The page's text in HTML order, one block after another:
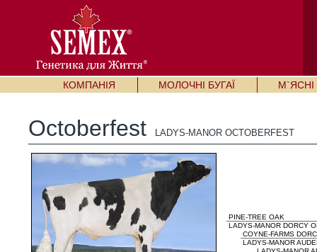
КОМПАНІЯ МОЛОЧНІ БУГАЇ М`ЯСНІ
Octoberfest LADYS-MANOR OCTOBERFEST
PINE-TREE OAK
LADYS-MANOR DORCY
COYNE-FARMS
LADYS-MANOR